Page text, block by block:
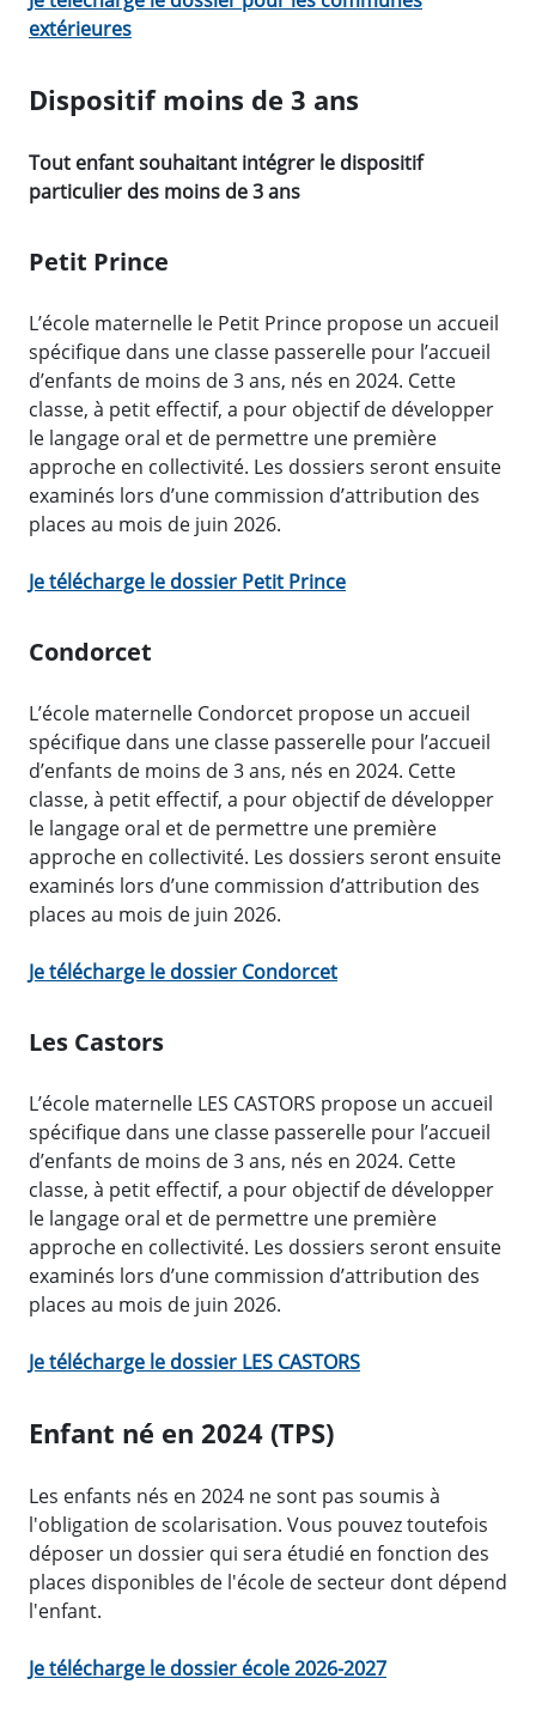
extérieures
Dispositif moins de 3 ans
Tout enfant souhaitant intégrer le dispositif
particulier des moins de 3 ans
Petit Prince
L’école maternelle le Petit Prince propose un accueil
spécifique dans une classe passerelle pour l’accueil
d’enfants de moins de 3 ans, nés en 2024. Cette
classe, à petit effectif, a pour objectif de développer
le langage oral et de permettre une première
approche en collectivité. Les dossiers seront ensuite
examinés lors d’une commission d’attribution des
places au mois de juin 2026.
Je télécharge le dossier Petit Prince
Condorcet
L’école maternelle Condorcet propose un accueil
spécifique dans une classe passerelle pour l’accueil
d’enfants de moins de 3 ans, nés en 2024. Cette
classe, à petit effectif, a pour objectif de développer
le langage oral et de permettre une première
approche en collectivité. Les dossiers seront ensuite
examinés lors d’une commission d’attribution des
places au mois de juin 2026.
Je télécharge le dossier Condorcet
Les Castors
L’école maternelle LES CASTORS propose un accueil
spécifique dans une classe passerelle pour l’accueil
d’enfants de moins de 3 ans, nés en 2024. Cette
classe, à petit effectif, a pour objectif de développer
le langage oral et de permettre une première
approche en collectivité. Les dossiers seront ensuite
examinés lors d’une commission d’attribution des
places au mois de juin 2026.
Je télécharge le dossier LES CASTORS
Enfant né en 2024 (TPS)
Les enfants nés en 2024 ne sont pas soumis à
l'obligation de scolarisation. Vous pouvez toutefois
déposer un dossier qui sera étudié en fonction des
places disponibles de l'école de secteur dont dépend
l'enfant.
Je télécharge le dossier école 2026-2027